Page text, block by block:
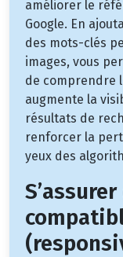
améliorer le
Google. En
des mots-clés
images, vous
de comprendre
augmente la
résultats de
renforcer la
yeux des